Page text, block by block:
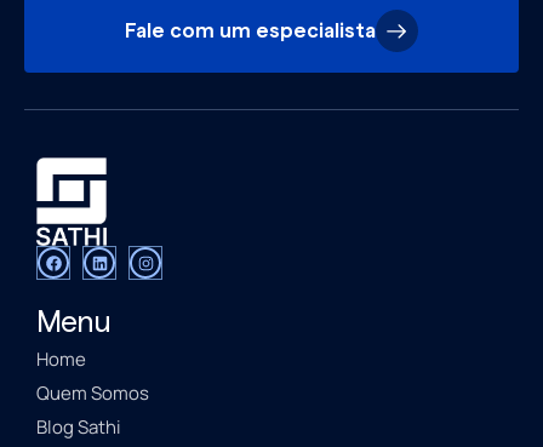
Fale com um especialista
Menu
Home
Quem Somos
Blog Sathi